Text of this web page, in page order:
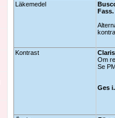
Läkemedel
Fass.
Kontrast
Om
Se
Ges